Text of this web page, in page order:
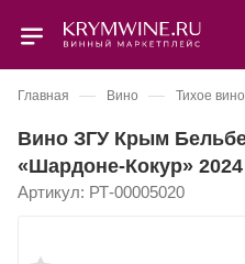
Главная — Вино — Тихое вино
Вино ЗГУ Крым
«Шардоне-Кокур» 2024
Артикул: РТ-00005020